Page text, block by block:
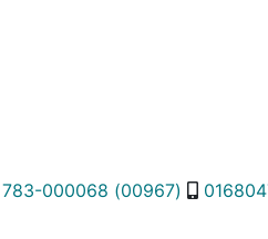
(00967) 783-000068